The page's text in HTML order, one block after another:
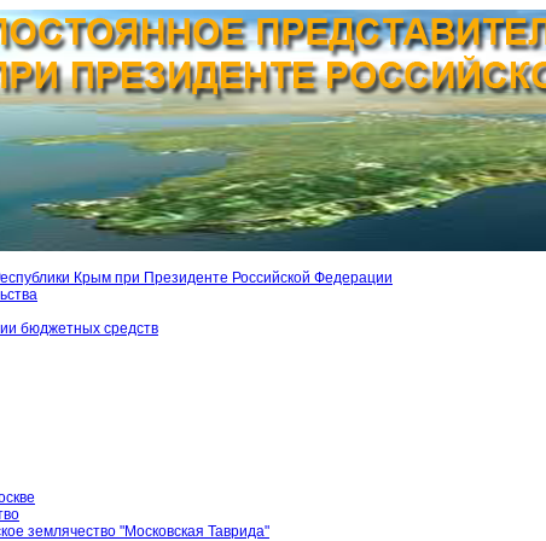
Крым при Президенте Российской Федерации
бюджетных средств
землячество "Московская Таврида"